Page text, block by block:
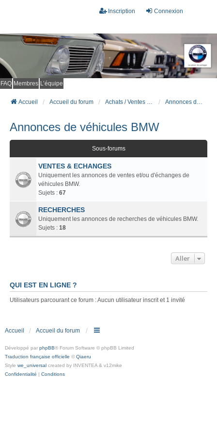
Connexion
Inscription
FAQ Membres L’équipe
Accueil Accueil du forum Achats / Ventes BMW Annonces de véhicules BMW
Annonces de véhicules BMW
Sous-forums
VENTES & ECHANGES
Uniquement les annonces de ventes et/ou d'échanges de
véhicules BMW.
Sujets : 67
RECHERCHES
Uniquement les annonces de recherches de véhicules BMW.
Sujets : 18
Aller
QUI EST EN LIGNE ?
Utilisateurs parcourant ce forum : Aucun utilisateur inscrit et 1 invité
Accueil Accueil du forum
Développé par phpBB® Forum Software © phpBB Limited
Traduction française officielle © Qiaeru
Style we_universal created by INVENTEA & v12mike
Confidentialité | Conditions